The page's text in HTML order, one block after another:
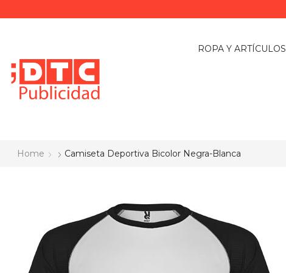
ROPA Y ARTÍCULOS
Home Camiseta Deportiva Bicolor Negra-Blanca